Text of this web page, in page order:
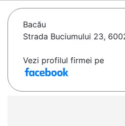
Bacău
Strada Buciumului 23,
Vezi profilul firmei pe